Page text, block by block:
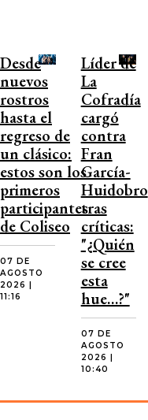
Desde
nuevos
rostros
hasta el
regreso de
un clásico:
estos son los
primeros
participantes
de Coliseo
07 DE
AGOSTO
2026 |
11:16
Líder de
La
Cofradía
cargó
contra
Fran
García-
Huidobro
tras
críticas:
"¿Quién
se cree
esta
hue…?"
07 DE
AGOSTO
2026 |
10:40